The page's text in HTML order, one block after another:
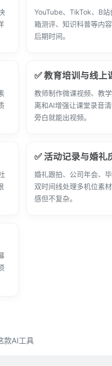
YouTube、TikTok、B
箱测评、知识科普等内
后期时间。
✅ 教育培训与线上
教师制作微课视频、教
离和AI增强让课堂录音
旁白就能出视频。
✅ 活动记录与婚礼
婚礼跟拍、公司年会、
双时间线处理多机位素
感但不复杂。
款AI工具